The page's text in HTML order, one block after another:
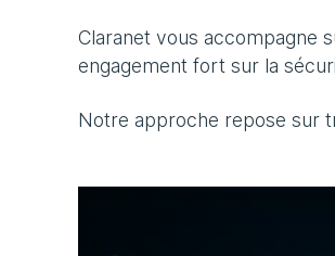
Claranet vous accompagne
engagement fort sur la
Notre approche repose sur